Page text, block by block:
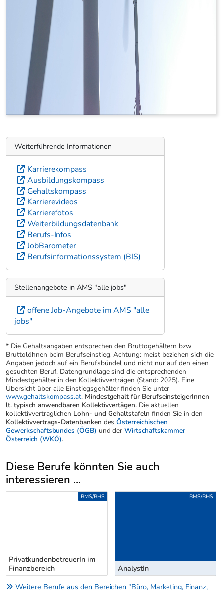
Weiterführende Informationen
Karrierekompass
Ausbildungskompass
Gehaltskompass
Karrierevideos
Karrierefotos
Weiterbildungsdatenbank
Berufs-Infos
JobBarometer
Berufsinformationssystem (BIS)
Stellenangebote in AMS "alle jobs"
offene Job-Angebote im AMS "alle
jobs"
* Die Gehaltsangaben entsprechen den Bruttogehältern bzw
Bruttolöhnen beim Berufseinstieg. Achtung: meist beziehen sich die
Angaben jedoch auf ein Berufsbündel und nicht nur auf den einen
gesuchten Beruf. Datengrundlage sind die entsprechenden
Mindestgehälter in den Kollektivverträgen (Stand: 2025). Eine
Übersicht über alle Einstiegsgehälter finden Sie unter
www.gehaltskompass.at. Mindestgehalt für BerufseinsteigerInnen
lt. typisch anwendbaren Kollektivvertägen. Die aktuellen
kollektivvertraglichen Lohn- und Gehaltstafeln finden Sie in den
Kollektivvertrags-Datenbanken des Österreichischen
Gewerkschaftsbundes (ÖGB) und der Wirtschaftskammer
Österreich (WKÖ).
Diese Berufe könnten Sie auch
interessieren ...
Uber weitere Berufsvorschläge
PrivatkundenbetreuerIn im
Finanzbereich
BMS/BHS
AnalystIn
BMS/BHS
Weitere Berufe aus den Bereichen "Büro, Marketing, Finanz,